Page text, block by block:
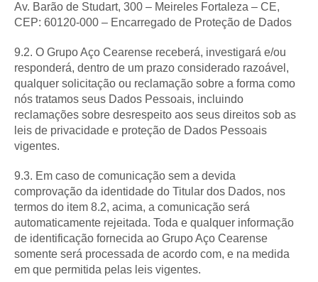
Av. Barão de Studart, 300 – Meireles Fortaleza – CE,
CEP: 60120-000 – Encarregado de Proteção de Dados
9.2. O Grupo Aço Cearense receberá, investigará e/ou
responderá, dentro de um prazo considerado razoável,
qualquer solicitação ou reclamação sobre a forma como
nós tratamos seus Dados Pessoais, incluindo
reclamações sobre desrespeito aos seus direitos sob as
leis de privacidade e proteção de Dados Pessoais
vigentes.
9.3. Em caso de comunicação sem a devida
comprovação da identidade do Titular dos Dados, nos
termos do item 8.2, acima, a comunicação será
automaticamente rejeitada. Toda e qualquer informação
de identificação fornecida ao Grupo Aço Cearense
somente será processada de acordo com, e na medida
em que permitida pelas leis vigentes.